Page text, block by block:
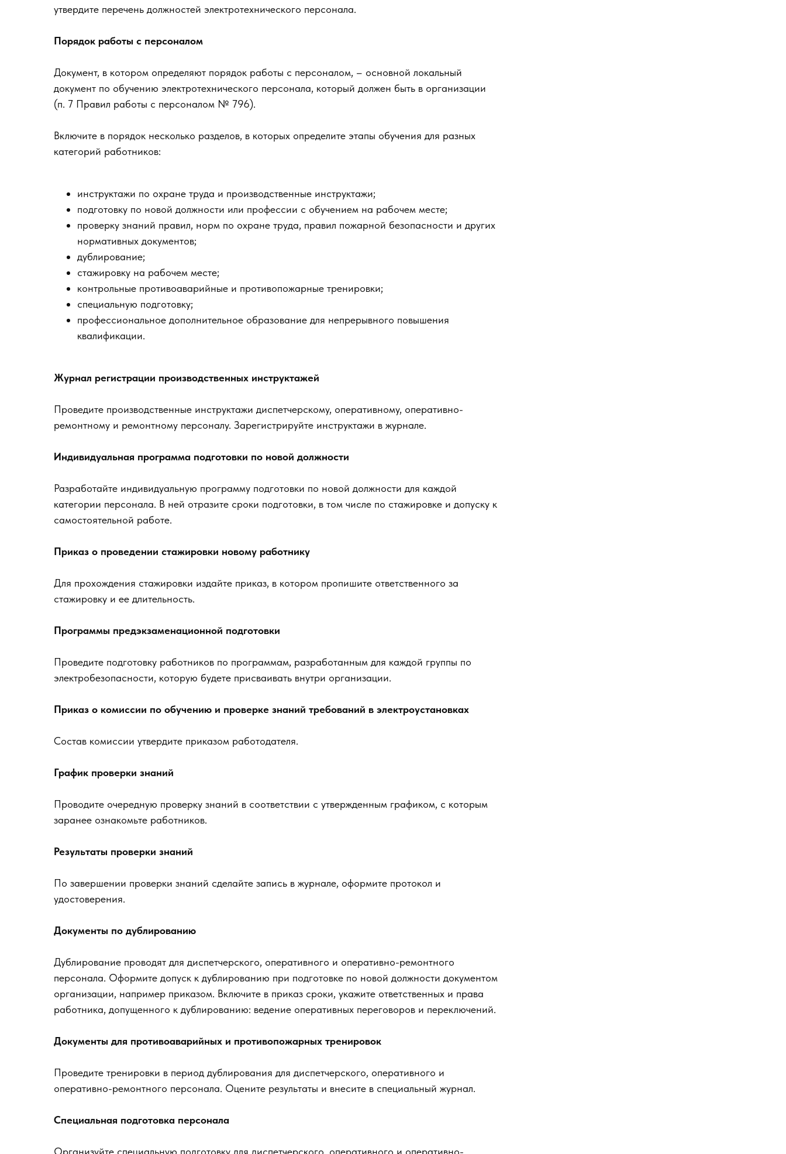
утвердите перечень должностей электротехнического персонала.
Порядок работы с персоналом
Документ, в котором определяют порядок работы с персоналом, – основной локальный
документ по обучению электротехнического персонала, который должен быть в организации
(п. 7 Правил работы с персоналом № 796).
Включите в порядок несколько разделов, в которых определите этапы обучения для разных
категорий работников:
инструктажи по охране труда и производственные инструктажи;
подготовку по новой должности или профессии с обучением на рабочем месте;
проверку знаний правил, норм по охране труда, правил пожарной безопасности и других
нормативных документов;
дублирование;
стажировку на рабочем месте;
контрольные противоаварийные и противопожарные тренировки;
специальную подготовку;
профессиональное дополнительное образование для непрерывного повышения
квалификации.
Журнал регистрации производственных инструктажей
Проведите производственные инструктажи диспетчерскому, оперативному, оперативно-
ремонтному и ремонтному персоналу. Зарегистрируйте инструктажи в журнале.
Индивидуальная программа подготовки по новой должности
Разработайте индивидуальную программу подготовки по новой должности для каждой
категории персонала. В ней отразите сроки подготовки, в том числе по стажировке и допуску к
самостоятельной работе.
Приказ о проведении стажировки новому работнику
Для прохождения стажировки издайте приказ, в котором пропишите ответственного за
стажировку и ее длительность.
Программы предэкзаменационной подготовки
Проведите подготовку работников по программам, разработанным для каждой группы по
электробезопасности, которую будете присваивать внутри организации.
Приказ о комиссии по обучению и проверке знаний требований в электроустановках
Состав комиссии утвердите приказом работодателя.
График проверки знаний
Проводите очередную проверку знаний в соответствии с утвержденным графиком, с которым
заранее ознакомьте работников.
Результаты проверки знаний
По завершении проверки знаний сделайте запись в журнале, оформите протокол и
удостоверения.
Документы по дублированию
Дублирование проводят для диспетчерского, оперативного и оперативно-ремонтного
персонала. Оформите допуск к дублированию при подготовке по новой должности документом
организации, например приказом. Включите в приказ сроки, укажите ответственных и права
работника, допущенного к дублированию: ведение оперативных переговоров и переключений.
Документы для противоаварийных и противопожарных тренировок
Проведите тренировки в период дублирования для диспетчерского, оперативного и
оперативно-ремонтного персонала. Оцените результаты и внесите в специальный журнал.
Специальная подготовка персонала
Организуйте специальную подготовку для диспетчерского, оперативного и оперативно-